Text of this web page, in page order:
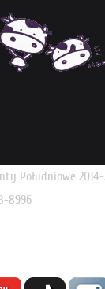
Południowe
8996